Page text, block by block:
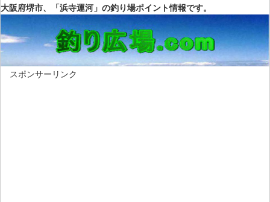
大阪府堺市、「浜寺運河」の釣り場ポイント情報です。
スポンサーリンク